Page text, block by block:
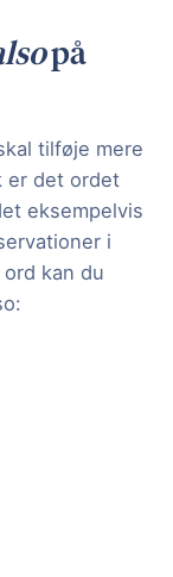
på
tilføje mere
er det ordet
eksempelvis
i
kan du